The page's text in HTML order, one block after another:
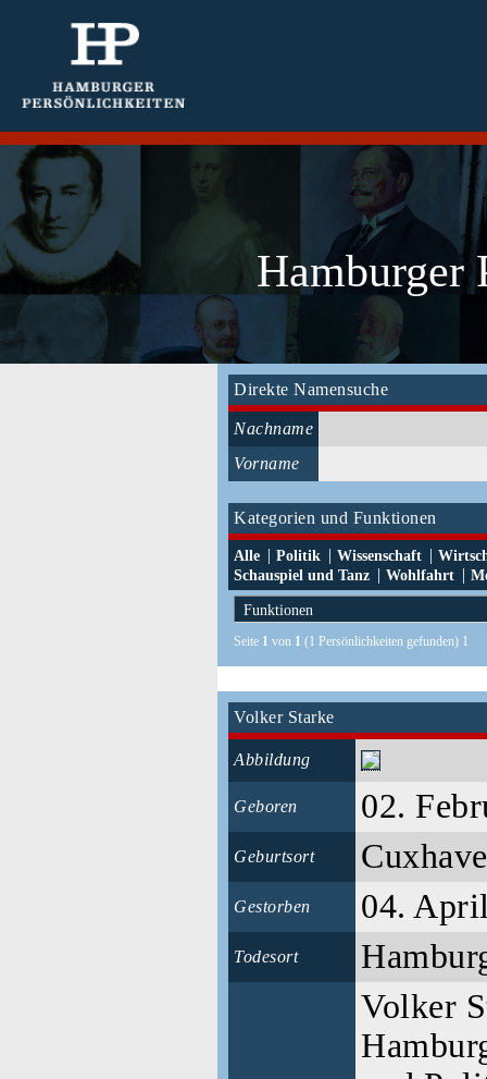
Hamburger
Direkte Namensuche
Nachname
Vorname
Kategorien und Funktionen
Alle | Politik | Wissenschaft |
Schauspiel und Tanz | Wohlfahrt |
Seite 1 von 1 (1 Persönlichkeiten gefunden) 1
Volker Starke
Abbildung
Geboren 02.
Geburtsort
Gestorben 04.
Todesort
Volker